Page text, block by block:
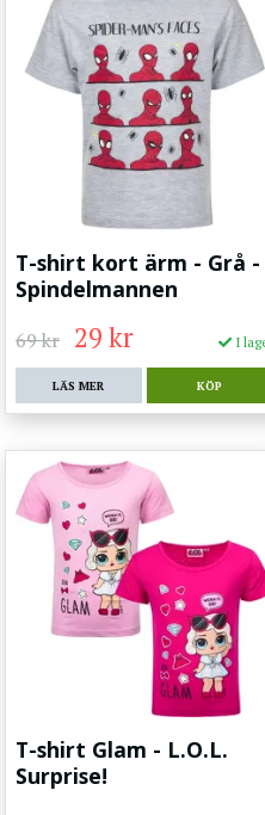
T-shirt kort ärm - Grå -
Spindelmannen
69 kr 29 kr I
LÄS MER KÖP
T-shirt Glam - L.O.L.
Surprise!